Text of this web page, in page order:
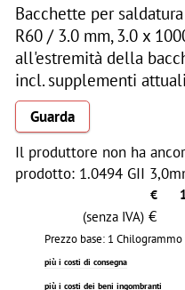
Bacchette per
R60 / 3.0 mm, 3.0 x
all'estremità della
incl. supplementi
Guarda
Il produttore non ha
prodotto: 1.0494 GII
€
(senza IVA) €
Prezzo base: 1
più i costi di consegna
più i costi dei beni ingombranti